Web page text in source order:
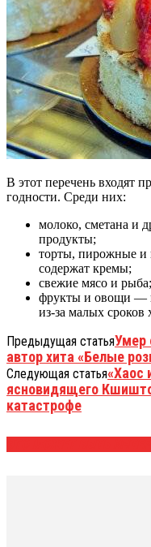
В этот перечень входят
годности. Среди них:
молоко, сметана и
продукты;
торты, пирожные и
содержат кремы;
свежие мясо и рыба;
фрукты и овощи —
из-за малых сроков
Предыдущая статьяУмер
автор хита «Белые
Следующая статья«Хаос
ясновидящего
катастрофе